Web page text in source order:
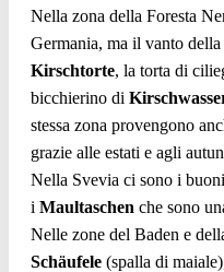
Nella zona della Foresta
Germania, ma il vanto della
Kirschtorte, la torta di
bicchierino di
stessa zona provengono
grazie alle estati e agli
Nella Svevia ci sono i
i Maultaschen che sono
Nelle zone del Baden e
Schäufele (spalla di